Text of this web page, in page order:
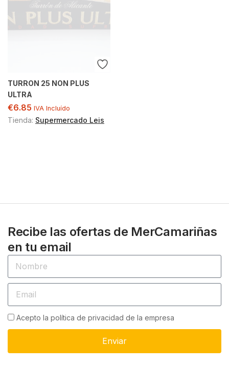
TURRON 25 NON PLUS
ULTRA
€6.85 IVA Incluído
Tienda: Supermercado Leis
Recibe las ofertas de MerCamariñas
en tu email
Acepto la política de privacidad de la empresa
Enviar